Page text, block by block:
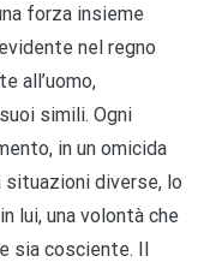
forza insieme
nel regno
all’uomo,
simili. Ogni
in un omicida
situazioni diverse, lo
lui, una volontà che
sia cosciente. Il